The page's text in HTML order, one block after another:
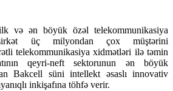
və ən böyük özəl telekommunikasiya
üç milyondan çox müştərini
telekommunikasiya xidmətləri ilə təmin
qeyri-neft sektorunun ən böyük
Bakcell süni intellekt əsaslı innovativ
inkişafına töhfə verir.